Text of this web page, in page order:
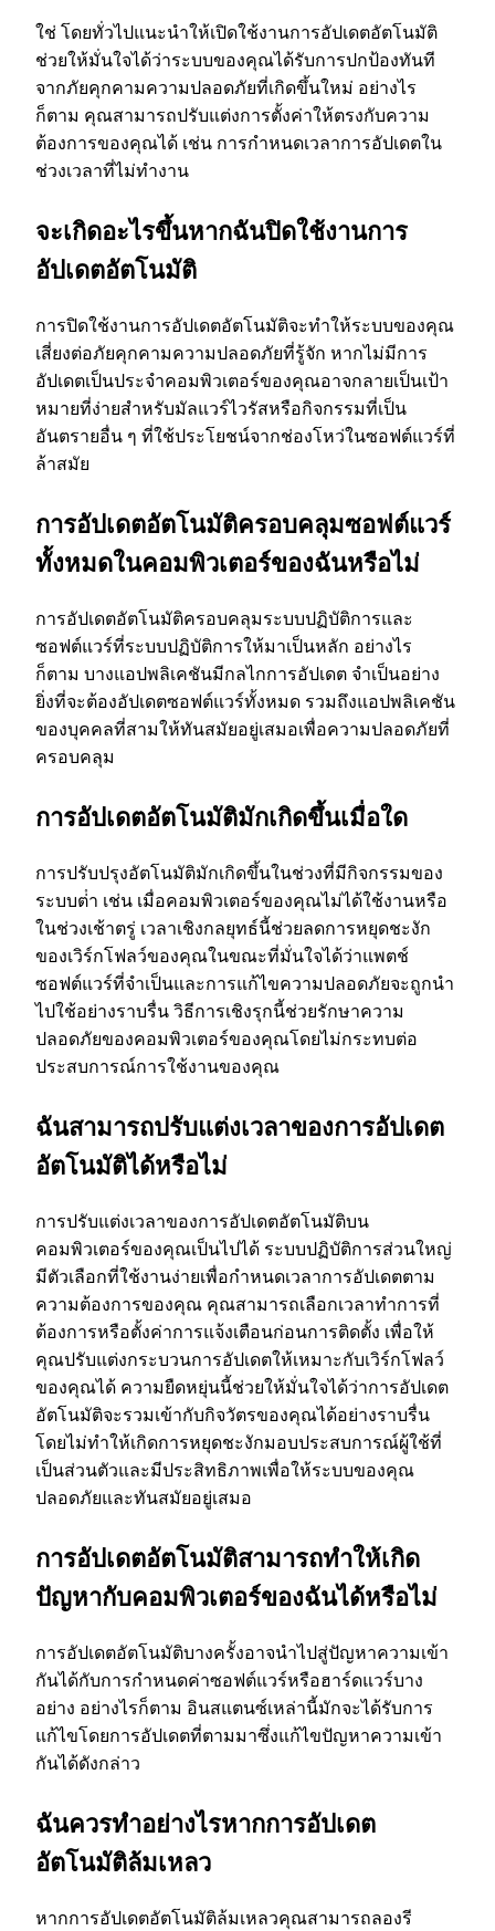
ใช่ โดยทั่วไปแนะนําให้เปิดใช้งานการอัปเดตอัตโนมัติ
ช่วยให้มั่นใจได้ว่าระบบของคุณได้รับการปกป้องทันที
จากภัยคุกคามความปลอดภัยที่เกิดขึ้นใหม่ อย่างไร
ก็ตาม คุณสามารถปรับแต่งการตั้งค่าให้ตรงกับความ
ต้องการของคุณได้ เช่น การกําหนดเวลาการอัปเดตใน
ช่วงเวลาที่ไม่ทํางาน
จะเกิดอะไรขึ้นหากฉันปิดใช้งานการ
อัปเดตอัตโนมัติ
การปิดใช้งานการอัปเดตอัตโนมัติจะทําให้ระบบของคุณ
เสี่ยงต่อภัยคุกคามความปลอดภัยที่รู้จัก หากไม่มีการ
อัปเดตเป็นประจําคอมพิวเตอร์ของคุณอาจกลายเป็นเป้า
หมายที่ง่ายสําหรับมัลแวร์ไวรัสหรือกิจกรรมที่เป็น
อันตรายอื่น ๆ ที่ใช้ประโยชน์จากช่องโหว่ในซอฟต์แวร์ที่
ล้าสมัย
การอัปเดตอัตโนมัติครอบคลุมซอฟต์แวร์
ทั้งหมดในคอมพิวเตอร์ของฉันหรือไม่
การอัปเดตอัตโนมัติครอบคลุมระบบปฏิบัติการและ
ซอฟต์แวร์ที่ระบบปฏิบัติการให้มาเป็นหลัก อย่างไร
ก็ตาม บางแอปพลิเคชันมีกลไกการอัปเดต จําเป็นอย่าง
ยิ่งที่จะต้องอัปเดตซอฟต์แวร์ทั้งหมด รวมถึงแอปพลิเคชัน
ของบุคคลที่สามให้ทันสมัยอยู่เสมอเพื่อความปลอดภัยที่
ครอบคลุม
การอัปเดตอัตโนมัติมักเกิดขึ้นเมื่อใด
การปรับปรุงอัตโนมัติมักเกิดขึ้นในช่วงที่มีกิจกรรมของ
ระบบต่ํา เช่น เมื่อคอมพิวเตอร์ของคุณไม่ได้ใช้งานหรือ
ในช่วงเช้าตรู่ เวลาเชิงกลยุทธ์นี้ช่วยลดการหยุดชะงัก
ของเวิร์กโฟลว์ของคุณในขณะที่มั่นใจได้ว่าแพตช์
ซอฟต์แวร์ที่จําเป็นและการแก้ไขความปลอดภัยจะถูกนํา
ไปใช้อย่างราบรื่น วิธีการเชิงรุกนี้ช่วยรักษาความ
ปลอดภัยของคอมพิวเตอร์ของคุณโดยไม่กระทบต่อ
ประสบการณ์การใช้งานของคุณ
ฉันสามารถปรับแต่งเวลาของการอัปเดต
อัตโนมัติได้หรือไม่
การปรับแต่งเวลาของการอัปเดตอัตโนมัติบน
คอมพิวเตอร์ของคุณเป็นไปได้ ระบบปฏิบัติการส่วนใหญ่
มีตัวเลือกที่ใช้งานง่ายเพื่อกําหนดเวลาการอัปเดตตาม
ความต้องการของคุณ คุณสามารถเลือกเวลาทําการที่
ต้องการหรือตั้งค่าการแจ้งเตือนก่อนการติดตั้ง เพื่อให้
คุณปรับแต่งกระบวนการอัปเดตให้เหมาะกับเวิร์กโฟลว์
ของคุณได้ ความยืดหยุ่นนี้ช่วยให้มั่นใจได้ว่าการอัปเดต
อัตโนมัติจะรวมเข้ากับกิจวัตรของคุณได้อย่างราบรื่น
โดยไม่ทําให้เกิดการหยุดชะงักมอบประสบการณ์ผู้ใช้ที่
เป็นส่วนตัวและมีประสิทธิภาพเพื่อให้ระบบของคุณ
ปลอดภัยและทันสมัยอยู่เสมอ
การอัปเดตอัตโนมัติสามารถทําให้เกิด
ปัญหากับคอมพิวเตอร์ของฉันได้หรือไม่
การอัปเดตอัตโนมัติบางครั้งอาจนําไปสู่ปัญหาความเข้า
กันได้กับการกําหนดค่าซอฟต์แวร์หรือฮาร์ดแวร์บาง
อย่าง อย่างไรก็ตาม อินสแตนซ์เหล่านี้มักจะได้รับการ
แก้ไขโดยการอัปเดตที่ตามมาซึ่งแก้ไขปัญหาความเข้า
กันได้ดังกล่าว
ฉันควรทําอย่างไรหากการอัปเดต
อัตโนมัติล้มเหลว
หากการอัปเดตอัตโนมัติล้มเหลวคุณสามารถลองรี